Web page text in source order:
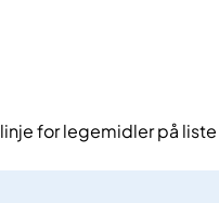
for legemidler på liste